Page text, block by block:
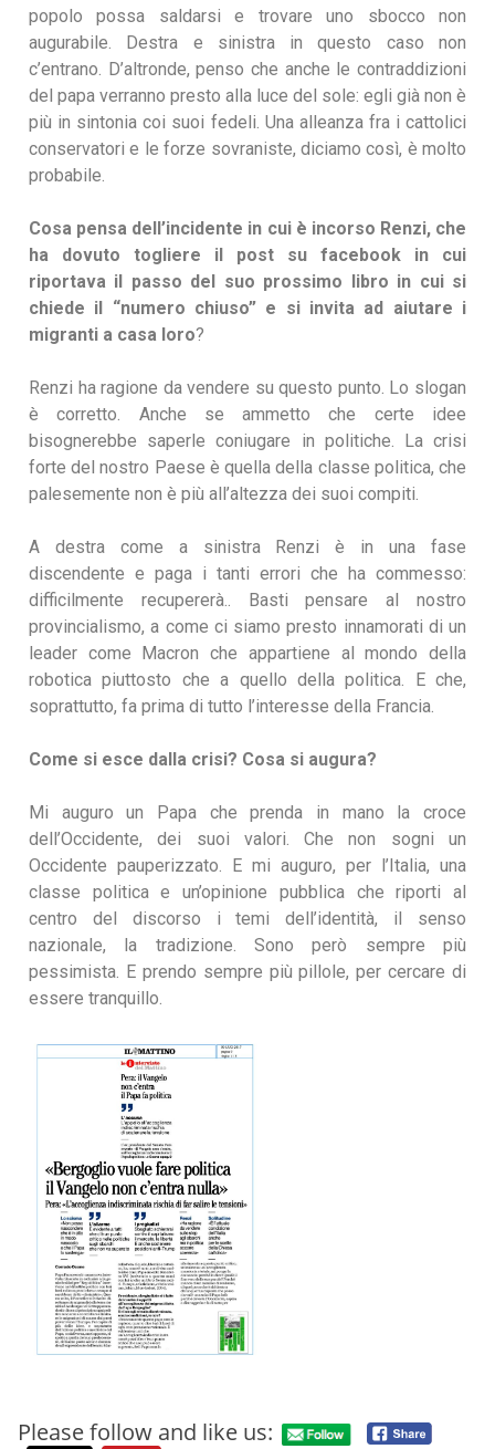
popolo possa saldarsi e trovare uno sbocco non
augurabile. Destra e sinistra in questo caso non
c’entrano. D’altronde, penso che anche le contraddizioni
del papa verranno presto alla luce del sole: egli già non è
più in sintonia coi suoi fedeli. Una alleanza fra i cattolici
conservatori e le forze sovraniste, diciamo così, è molto
probabile.
Cosa pensa dell’incidente in cui è incorso Renzi, che
ha dovuto togliere il post su facebook in cui
riportava il passo del suo prossimo libro in cui si
chiede il “numero chiuso” e si invita ad aiutare i
migranti a casa loro?
Renzi ha ragione da vendere su questo punto. Lo slogan
è corretto. Anche se ammetto che certe idee
bisognerebbe saperle coniugare in politiche. La crisi
forte del nostro Paese è quella della classe politica, che
palesemente non è più all’altezza dei suoi compiti.
A destra come a sinistra Renzi è in una fase
discendente e paga i tanti errori che ha commesso:
difficilmente recupererà.. Basti pensare al nostro
provincialismo, a come ci siamo presto innamorati di un
leader come Macron che appartiene al mondo della
robotica piuttosto che a quello della politica. E che,
soprattutto, fa prima di tutto l’interesse della Francia.
Come si esce dalla crisi? Cosa si augura?
Mi auguro un Papa che prenda in mano la croce
dell’Occidente, dei suoi valori. Che non sogni un
Occidente pauperizzato. E mi auguro, per l’Italia, una
classe politica e un’opinione pubblica che riporti al
centro del discorso i temi dell’identità, il senso
nazionale, la tradizione. Sono però sempre più
pessimista. E prendo sempre più pillole, per cercare di
essere tranquillo.
Please follow and like us: